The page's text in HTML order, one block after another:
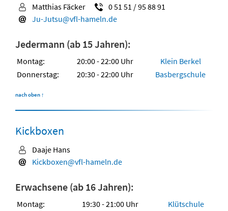
Matthias Fäcker
0 51 51 / 95 88 91
Ju-Jutsu@vfl-hameln.de
Jedermann (ab 15 Jahren):
Montag: 20:00 - 22:00 Uhr
Klein Berkel
Donnerstag:
20:30 - 22:00 Uhr Basbergschule
nach oben ↑
Kickboxen
Daaje Hans
Kickboxen@vfl-hameln.de
Erwachsene (ab 16 Jahren):
Montag: 19:30 - 21:00 Uhr
Klütschule